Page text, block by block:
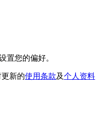
置您的偏好。
新的使用条款及个人资料